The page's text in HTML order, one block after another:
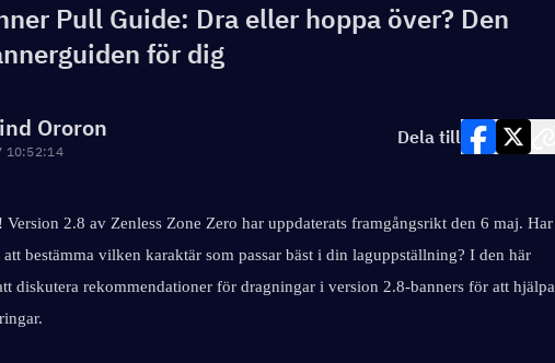
Pull Guide: Dra eller hoppa över? Den
för dig
Ororon
10:52:14
Dela till
Version 2.8 av Zenless Zone Zero har uppdaterats framgångsrikt den 6 maj. Har
bestämma vilken karaktär som passar bäst i din laguppställning? I den här
diskutera rekommendationer för dragningar i version 2.8-banners för att hjälpa